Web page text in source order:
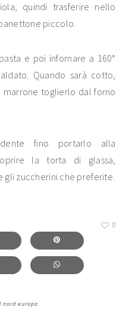
quindi trasferire nello
piccolo.
e poi infornare a 160°
Quando sarà cotto,
marrone toglierlo dal forno
fino portarlo alla
la torta di glassa,
gli zuccherini che preferite.
0
europa